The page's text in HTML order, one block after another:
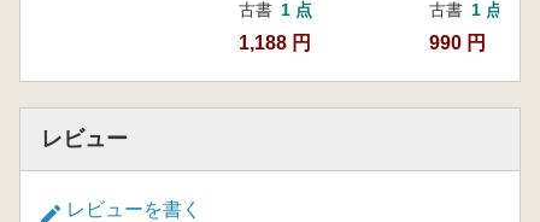
古書 1 点
1,188 円
古書 1 点
990 円
レビュー
レビューを書く